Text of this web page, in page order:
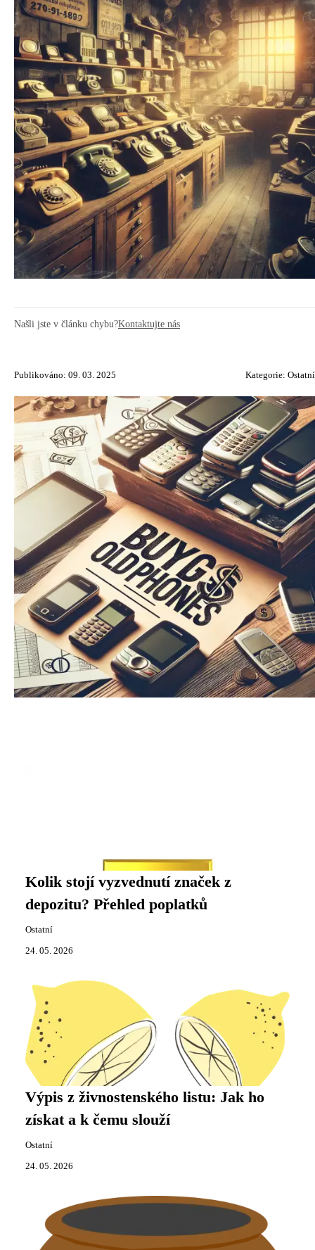
Našli jste v článku chybu?Kontaktujte nás
Publikováno: 09. 03. 2025 Kategorie: Ostatní
Kolik stojí vyzvednutí značek z
depozitu? Přehled poplatků
Ostatní
24. 05. 2026
Výpis z živnostenského listu: Jak ho
získat a k čemu slouží
Ostatní
24. 05. 2026